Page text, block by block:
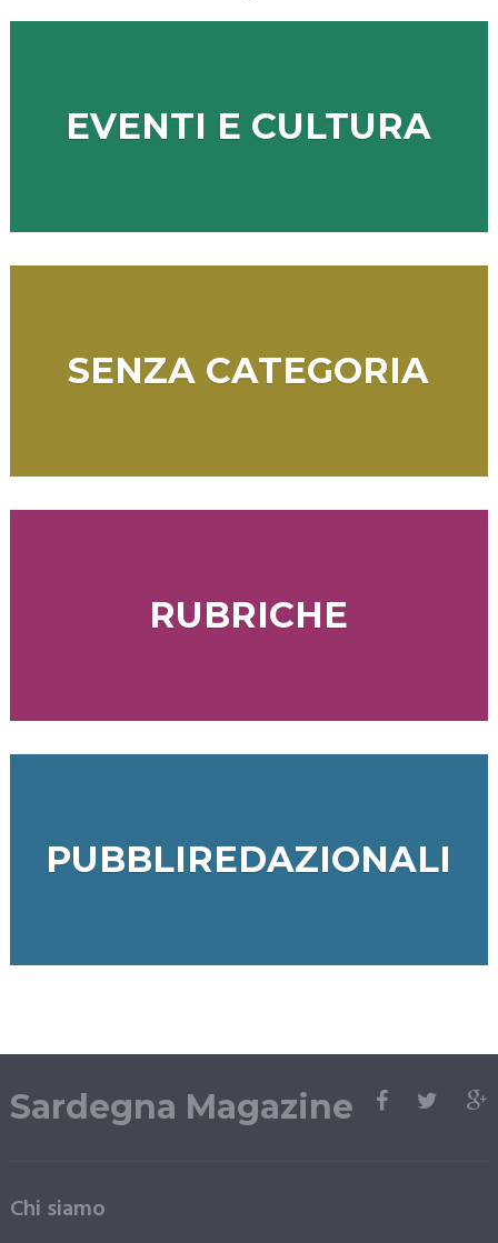
EVENTI E CULTURA
SENZA CATEGORIA
RUBRICHE
PUBBLIREDAZIONALI
Sardegna Magazine
Chi siamo